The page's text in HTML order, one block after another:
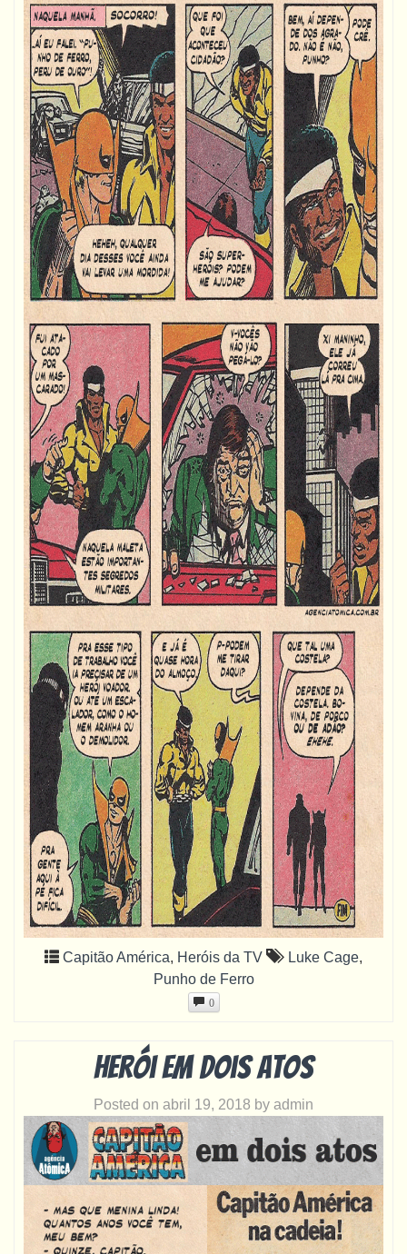
Capitão América, Heróis da TV Luke Cage,
Punho de Ferro
0
Herói em dois atos
Posted on abril 19, 2018 by admin